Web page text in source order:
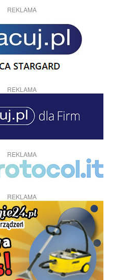
REKLAMA
REKLAMA
REKLAMA
REKLAMA